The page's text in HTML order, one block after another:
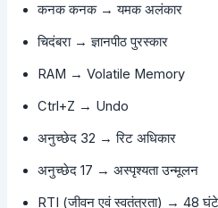
कनक कनक → यमक अलंकार
चिदंबरा → ज्ञानपीठ पुरस्कार
RAM → Volatile Memory
Ctrl+Z → Undo
अनुच्छेद 32 → रिट अधिकार
अनुच्छेद 17 → अस्पृश्यता उन्मूलन
RTI (जीवन एवं स्वतंत्रता) → 48 घंटे